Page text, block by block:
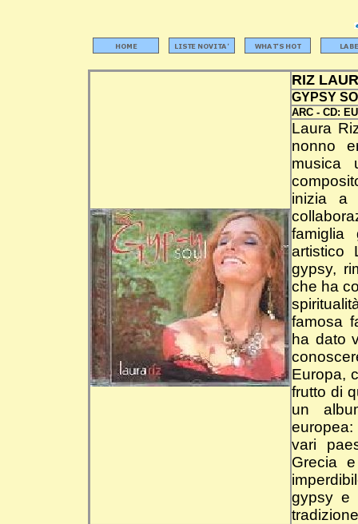
RIZ
GYPSY
ARC - CD:
Laura
nonno
musica
inizia a
famiglia
artistico
gypsy,
che ha
famosa
ha dato
Europa,
frutto di
un
vari
Grecia
gypsy e